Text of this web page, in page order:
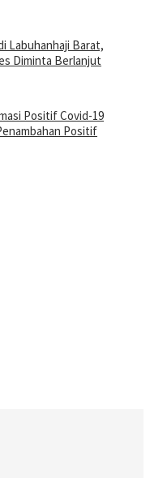
Labuhanhaji Barat,
Diminta Berlanjut
Positif Covid-19
Positif